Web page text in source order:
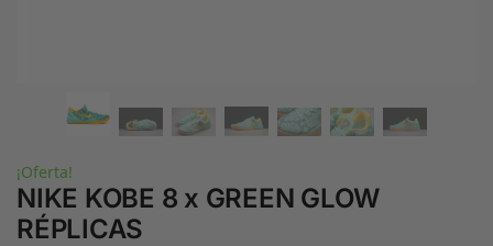
¡Oferta!
NIKE KOBE 8 x GREEN GLOW
RÉPLICAS